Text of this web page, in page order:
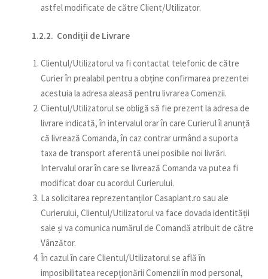
astfel modificate de către Client/Utilizator.
1.2.2. Condiții de Livrare
Clientul/Utilizatorul va fi contactat telefonic de către
Curier în prealabil pentru a obține confirmarea prezentei
acestuia la adresa aleasă pentru livrarea Comenzii.
Clientul/Utilizatorul se obligă să fie prezent la adresa de
livrare indicată, în intervalul orar în care Curierul îl anunță
că livrează Comanda, în caz contrar urmând a suporta
taxa de transport aferentă unei posibile noi livrări.
Intervalul orar în care se livrează Comanda va putea fi
modificat doar cu acordul Curierului.
La solicitarea reprezentanților Casaplant.ro sau ale
Curierului, Clientul/Utilizatorul va face dovada identității
sale și va comunica numărul de Comandă atribuit de către
Vânzător.
În cazul în care Clientul/Utilizatorul se află în
imposibilitatea recepționării Comenzii în mod personal,